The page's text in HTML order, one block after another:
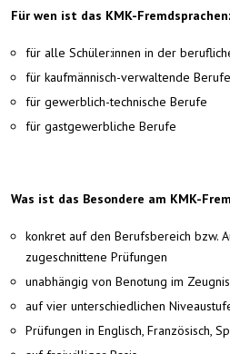
Für wen ist das KMK-
für alle Schüler:innen in der
für kaufmännisch-verwaltende Berufe
für gewerblich-technische Berufe
für gastgewerbliche Berufe
Was ist das Besondere am KMK-
konkret auf den Berufsbereich bzw.
zugeschnittene Prüfungen
unabhängig von Benotung im Zeugnis
auf vier unterschiedlichen
Prüfungen in Englisch, Französisch,